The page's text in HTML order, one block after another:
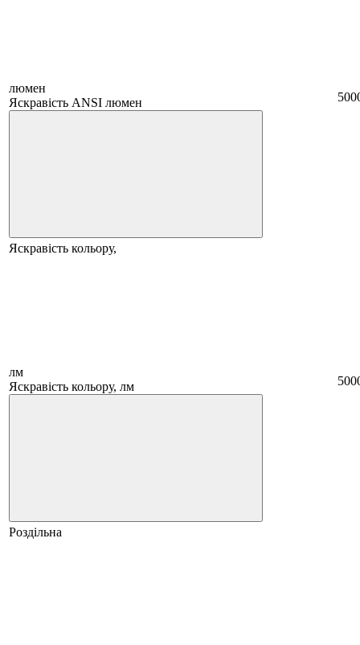
люмен
Яскравість ANSI люмен
Яскравість кольору,
лм
Яскравість кольору, лм
Роздільна